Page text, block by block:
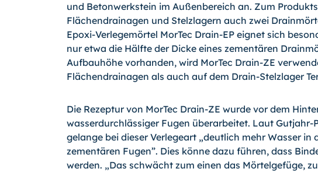
und Betonwerkstein im Außenbereich an. Zum
Flächendrainagen und Stelzlagern auch zwei
Epoxi-Verlegemörtel MorTec Drain-EP eignet sich
nur etwa die Hälfte der Dicke eines zementären
Aufbauhöhe vorhanden, wird MorTec Drain-ZE
Flächendrainagen als auch auf dem Drain-Stelzlager
Die Rezeptur von MorTec Drain-ZE wurde vor dem
wasserdurchlässiger Fugen überarbeitet. Laut
gelange bei dieser Verlegeart „deutlich mehr Wasser
zementären Fugen”. Dies könne dazu führen, dass
werden. „Das schwächt zum einen das Mörtelgefüge,